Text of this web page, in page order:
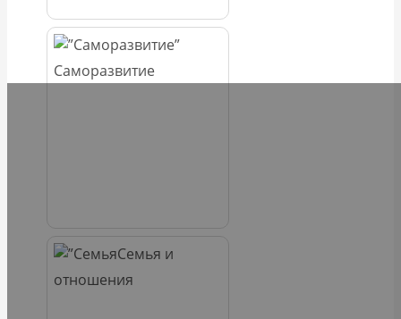
Саморазвитие
Семья и
отношения